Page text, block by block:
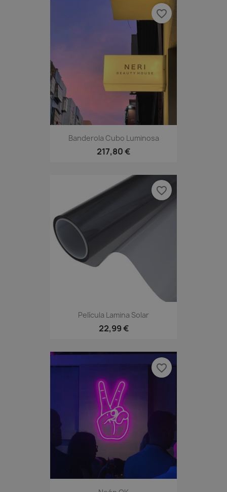
Banderola Cubo Luminosa
217,80 €
favorite_border
Película Lamina Solar
22,99 €
favorite_border
favorite_border